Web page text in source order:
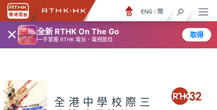
× 全新 RTHK On The Go
一手掌握 RTHK 電台、電視節目
取得
ENG / 簡
全港中學校際三